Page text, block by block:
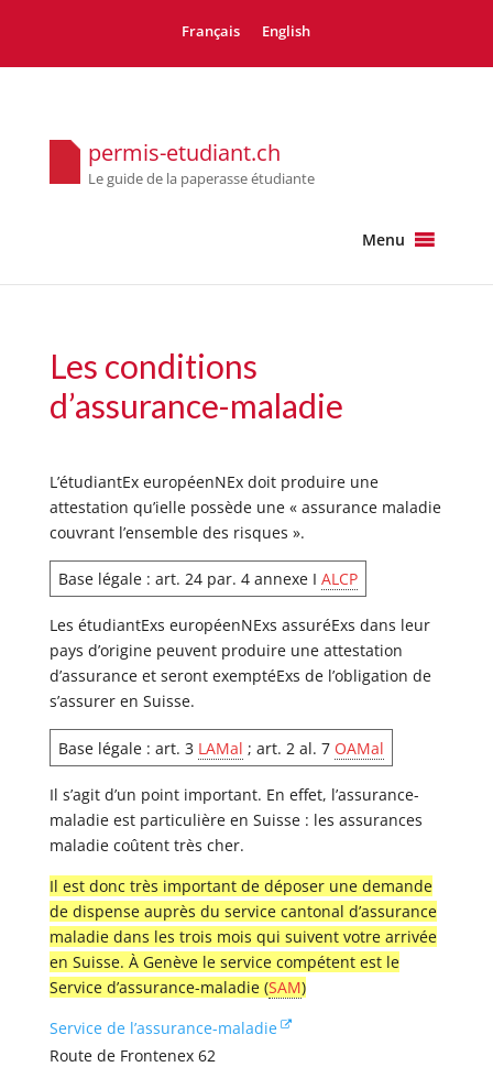
Français English
permis-etudiant.ch
Le guide de la paperasse étudiante
Menu
Les conditions
d’assurance-maladie
L’étudiantEx européenNEx doit produire une
attestation qu’ielle possède une « assurance maladie
couvrant l’ensemble des risques ».
Base légale : art. 24 par. 4 annexe I ALCP
Les étudiantExs européenNExs assuréExs dans leur
pays d’origine peuvent produire une attestation
d’assurance et seront exemptéExs de l’obligation de
s’assurer en Suisse.
Base légale : art. 3 LAMal ; art. 2 al. 7 OAMal
Il s’agit d’un point important. En effet, l’assurance-
maladie est particulière en Suisse : les assurances
maladie coûtent très cher.
Il est donc très important de déposer une demande
de dispense auprès du service cantonal d’assurance
maladie dans les trois mois qui suivent votre arrivée
en Suisse. À Genève le service compétent est le
Service d’assurance-maladie (SAM)
Service de l’assurance-maladie
Route de Frontenex 62